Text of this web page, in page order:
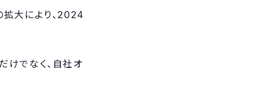
大により、2024
けでなく、自社オ